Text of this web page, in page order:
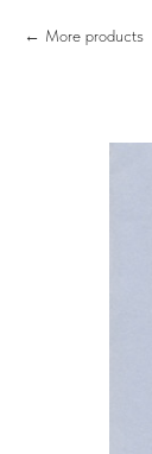
More products